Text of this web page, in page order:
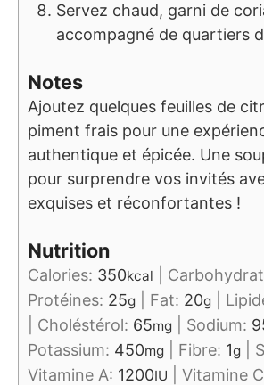
Servez chaud, garni de
accompagné de quartiers
Notes
Ajoutez quelques feuilles de
piment frais pour une
authentique et épicée. Une
pour surprendre vos invités
exquises et réconfortantes !
Nutrition
Calories: 350kcal
Protéines: 25g Fat: 20g
Choléstérol: 65mg Sodium:
Potassium: 450mg Fibre: 1g
Vitamine A: 1200IU Vitamine